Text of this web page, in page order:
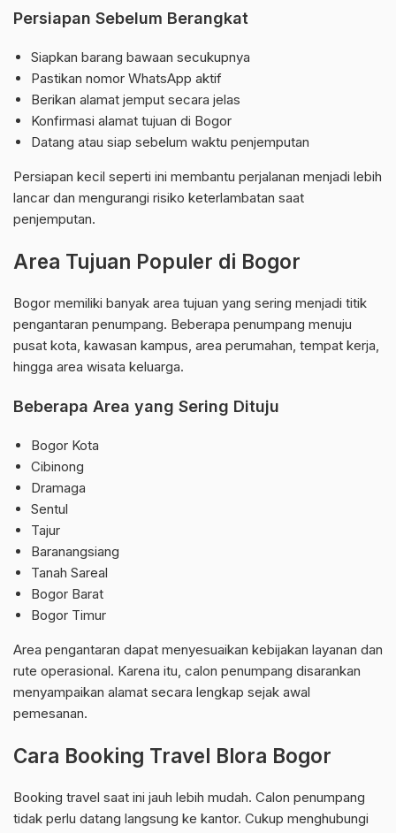
Persiapan Sebelum Berangkat
Siapkan barang bawaan secukupnya
Pastikan nomor WhatsApp aktif
Berikan alamat jemput secara jelas
Konfirmasi alamat tujuan di Bogor
Datang atau siap sebelum waktu penjemputan
Persiapan kecil seperti ini membantu perjalanan menjadi lebih
lancar dan mengurangi risiko keterlambatan saat
penjemputan.
Area Tujuan Populer di Bogor
Bogor memiliki banyak area tujuan yang sering menjadi titik
pengantaran penumpang. Beberapa penumpang menuju
pusat kota, kawasan kampus, area perumahan, tempat kerja,
hingga area wisata keluarga.
Beberapa Area yang Sering Dituju
Bogor Kota
Cibinong
Dramaga
Sentul
Tajur
Baranangsiang
Tanah Sareal
Bogor Barat
Bogor Timur
Area pengantaran dapat menyesuaikan kebijakan layanan dan
rute operasional. Karena itu, calon penumpang disarankan
menyampaikan alamat secara lengkap sejak awal
pemesanan.
Cara Booking Travel Blora Bogor
Booking travel saat ini jauh lebih mudah. Calon penumpang
tidak perlu datang langsung ke kantor. Cukup menghubungi